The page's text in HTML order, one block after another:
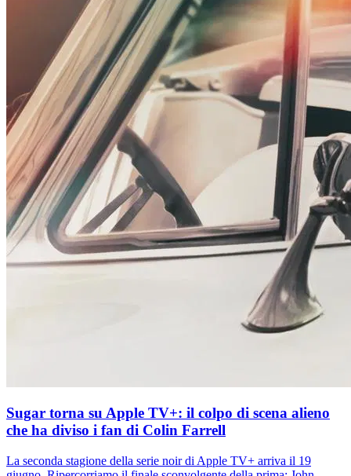
Sugar torna su Apple TV+: il colpo di scena alieno
che ha diviso i fan di Colin Farrell
La seconda stagione della serie noir di Apple TV+ arriva il 19